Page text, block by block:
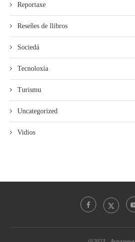
Reportaxe
Reseñes de llibros
Sociedá
Tecnoloxía
Turismu
Uncategorized
Vidios